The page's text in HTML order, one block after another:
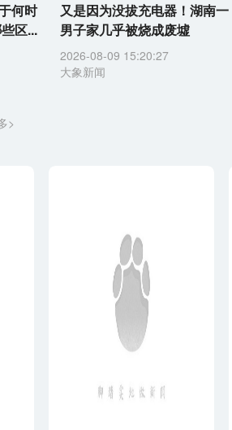
何时
区...
又是因为没拔充电器！湖南一
男子家几乎被烧成废墟
2026-08-09 15:20:27
大象新闻
>